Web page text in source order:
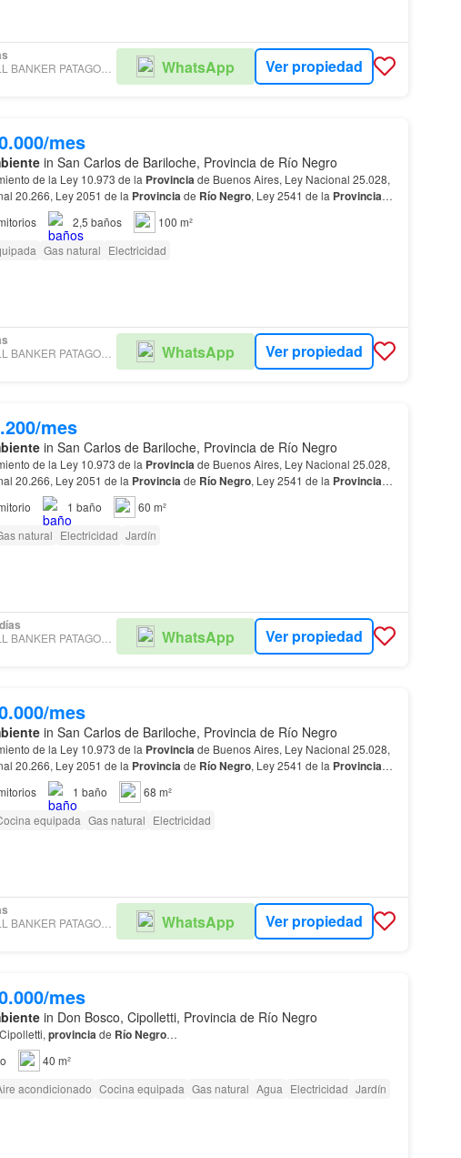
COLDWELL BANKER PATAGONIA LAKES BARILOCHE WhatsApp Ver propiedad
mes
in San Carlos de Bariloche, Provincia de Río Negro
de la Ley 10.973 de la Provinciade Buenos Aires, Ley Nacional 25.028,
20.266, Ley 2051 de la Provinciade RíoNegro, Ley 2541 de la Provincia
, Ley 2538 CMyCPN de laProvincia
2,5 baños
100 m²
Gas natural Electricidad
COLDWELL BANKER PATAGONIA LAKES BARILOCHE WhatsApp Ver propiedad
mes
in San Carlos de Bariloche, Provincia de Río Negro
de la Ley 10.973 de la Provinciade Buenos Aires, Ley Nacional 25.028,
20.266, Ley 2051 de la Provinciade RíoNegro, Ley 2541 de la Provincia
, Ley 2538 CMyCPN de la
1 baño
60 m²
natural Electricidad Jardín
COLDWELL BANKER PATAGONIA LAKES BARILOCHE WhatsApp Ver propiedad
mes
in San Carlos de Bariloche, Provincia de Río Negro
de la Ley 10.973 de la Provinciade Buenos Aires, Ley Nacional 25.028,
20.266, Ley 2051 de la Provinciade RíoNegro, Ley 2541 de la Provincia
, Ley 2538 CMyCPN de la
1 baño
68 m²
equipada Gas natural Electricidad
COLDWELL BANKER PATAGONIA LAKES BARILOCHE WhatsApp Ver propiedad
mes
in Don Bosco, Cipolletti, Provincia de Río Negro
provinciade RíoNegro…
40 m²
acondicionado Cocina equipada Gas natural Agua Electricidad Jardín